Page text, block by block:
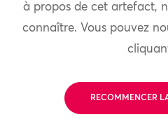
à propos de cet artefact,
connaître. Vous pouvez
RECOMMENCER